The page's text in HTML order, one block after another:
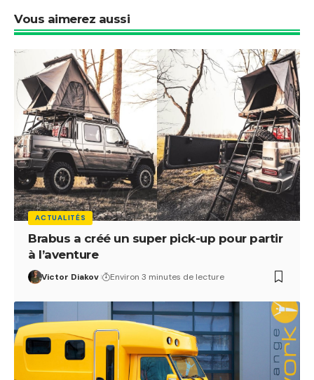
Vous aimerez aussi
ACTUALITÉS
Brabus a créé un super pick-up pour partir
à l’aventure
Victor Diakov Environ 3 minutes de lecture